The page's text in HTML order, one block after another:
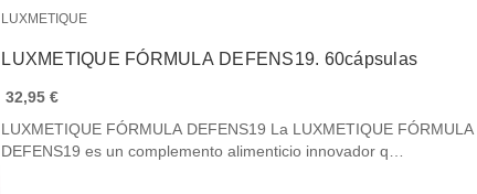
LUXMETIQUE
LUXMETIQUE FÓRMULA DEFENS19. 60cápsulas
32,95 €
LUXMETIQUE FÓRMULA DEFENS19 La LUXMETIQUE FÓRMULA
DEFENS19 es un complemento alimenticio innovador q…